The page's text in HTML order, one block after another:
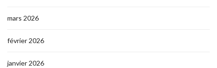
mars 2026
février 2026
janvier 2026